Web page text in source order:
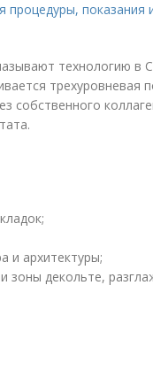
показания
технологию в
трехуровневая
собственного
и архитектуры;
зоны декольте,